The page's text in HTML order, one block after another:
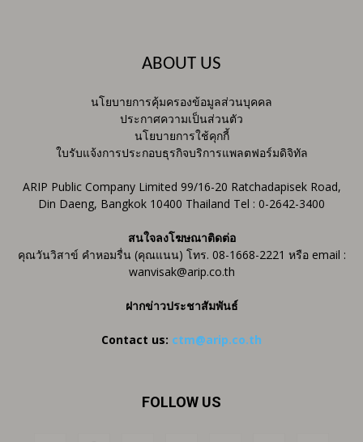
ABOUT US
นโยบายการคุ้มครองข้อมูลส่วนบุคคล
ประกาศความเป็นส่วนตัว
นโยบายการใช้คุกกี้
ใบรับแจ้งการประกอบธุรกิจบริการแพลตฟอร์มดิจิทัล
ARIP Public Company Limited 99/16-20 Ratchadapisek Road,
Din Daeng, Bangkok 10400 Thailand Tel : 0-2642-3400
สนใจลงโฆษณาติดต่อ
คุณวันวิสาข์ คำหอมรื่น (คุณแนน) โทร. 08-1668-2221 หรือ email :
wanvisak@arip.co.th
ฝากข่าวประชาสัมพันธ์
Contact us: ctm@arip.co.th
FOLLOW US